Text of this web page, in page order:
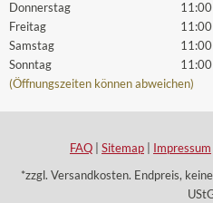
Donnerstag
Freitag
Samstag
Sonntag
(Öffnungszeiten können abweichen)
FAQ Sitemap Impressum
*zzgl. Versandkosten. Endpreis,